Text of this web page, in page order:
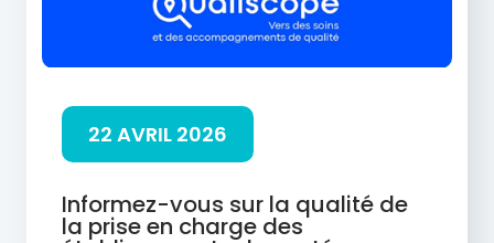
22 AVRIL 2026
Informez-vous sur la qualité de
la prise en charge des